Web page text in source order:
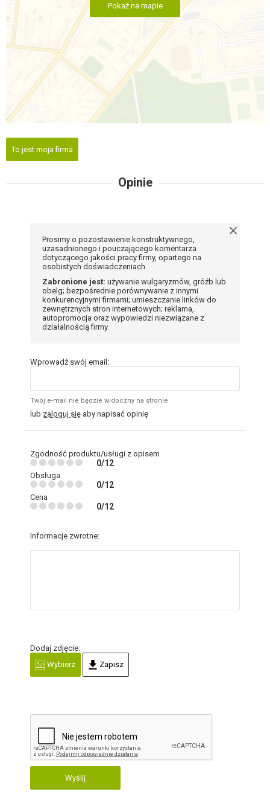
Pokaż na mapie
To jest moja firma
Opinie
Prosimy o pozostawienie konstruktywnego,
uzasadnionego i pouczającego komentarza
dotyczącego jakości pracy firmy, opartego na
osobistych doświadczeniach.
Zabronione jest: używanie wulgaryzmów, gróźb lub
obelg; bezpośrednie porównywanie z innymi
konkurencyjnymi firmami; umieszczanie linków do
zewnętrznych stron internetowych; reklama,
autopromocja oraz wypowiedzi niezwiązane z
działalnością firmy.
Wprowadź swój email:
Twój e-mail nie będzie widoczny na stronie
lub zaloguj się aby napisać opinię
Zgodność produktu/usługi z opisem
0/12
Obsługa
0/12
Cena
0/12
Informacje zwrotne:
Dodaj zdjęcie:
Wybierz
Zapisz
Wyślij